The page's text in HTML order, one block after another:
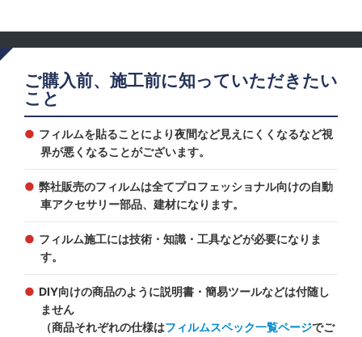
ご購入前、施工前に知っていただきたい
こと
フィルムを貼ることにより夜間など見えにくくなるなど視
界が悪くなることがございます。
弊社販売のフィルムは全てプロフェッショナル向けの自動
車アクセサリー部品、建材になります。
フィルム施工には技術・知識・工具などが必要になりま
す。
DIY向けの商品のように説明書・簡易ツールなどは付随し
ません
（商品それぞれの仕様はフィルムスペック一覧ページでご